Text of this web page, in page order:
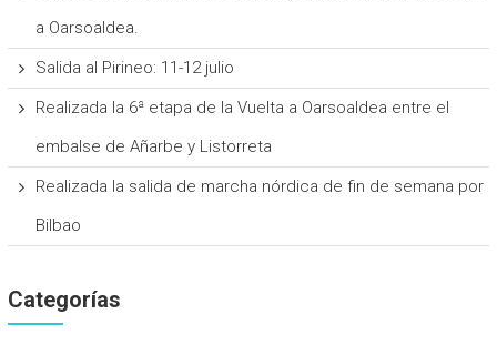
a Oarsoaldea.
Salida al Pirineo: 11-12 julio
Realizada la 6ª etapa de la Vuelta a Oarsoaldea entre el
embalse de Añarbe y Listorreta
Realizada la salida de marcha nórdica de fin de semana por
Bilbao
Categorías